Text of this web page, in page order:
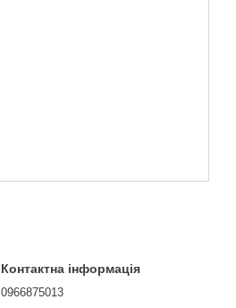
Контактна інформація
0966875013